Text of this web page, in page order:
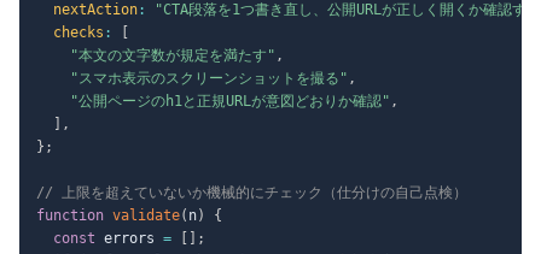
nextAction :
"CTA段落を1つ書き直し、公開URLが正しく開くか確認す
checks :
"本文の文字数が規定を満たす" ,
"スマホ表示のスクリーンショットを撮る" ,
"公開ページのh1と正規URLが意図どおりか確認" ,
,
} ;
// 上限を超えていないか機械的にチェック（仕分けの自己点検）
function validate( n)
{
const errors =
;